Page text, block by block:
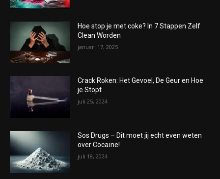
Hoe stop je met coke? In 7 Stappen Zelf
Clean Worden
januari 17, 2025
Crack Roken: Het Gevoel, De Geur en Hoe
je Stopt
juli 25, 2024
Sos Drugs – Dit moet jij echt even weten
over Cocaïne!
juli 18, 2024